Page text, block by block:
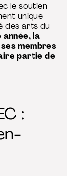
le soutien
unique
des arts du
année, la
membres
partie de
: